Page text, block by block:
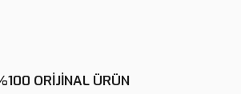
ORİJİNAL ÜRÜN